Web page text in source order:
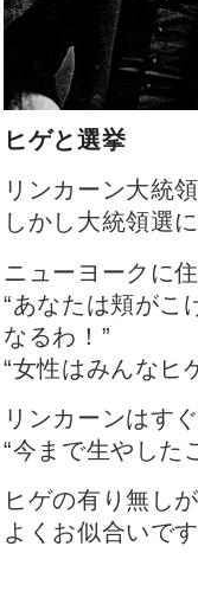
ヒゲと選挙
リンカーン大統
しかし大統領選
ニューヨークに
“あなたは頬がこ
なるわ！”
“女性はみんなヒ
リンカーンはす
“今まで生やした
ヒゲの有り無し
よくお似合いで